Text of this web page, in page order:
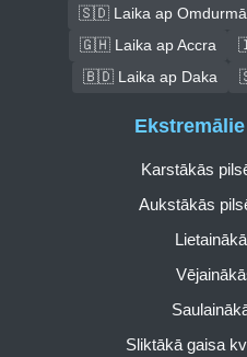
🇸🇩 Laika ap
🇬🇭 Laika ap Accra
🇧🇩 Laika ap Daka
Karstākās
Aukstākās
Sliktākā gaisa